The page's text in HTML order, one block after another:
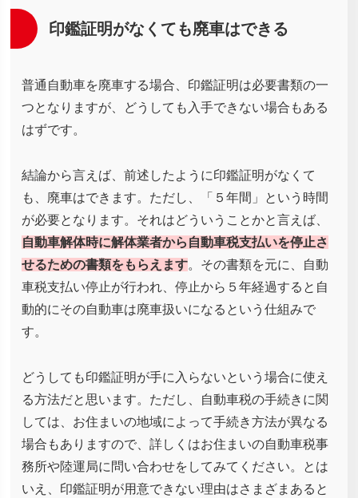
印鑑証明がなくても廃車はできる
普通自動車を廃車する場合、印鑑証明は必要書類の一
つとなりますが、どうしても入手できない場合もある
はずです。
結論から言えば、前述したように印鑑証明がなくて
も、廃車はできます。ただし、「５年間」という時間
が必要となります。それはどういうことかと言えば、
自動車解体時に解体業者から自動車税支払いを停止さ
せるための書類をもらえます。その書類を元に、自動
車税支払い停止が行われ、停止から５年経過すると自
動的にその自動車は廃車扱いになるという仕組みで
す。
どうしても印鑑証明が手に入らないという場合に使え
る方法だと思います。ただし、自動車税の手続きに関
しては、お住まいの地域によって手続き方法が異なる
場合もありますので、詳しくはお住まいの自動車税事
務所や陸運局に問い合わせをしてみてください。とは
いえ、印鑑証明が用意できない理由はさまざまあると